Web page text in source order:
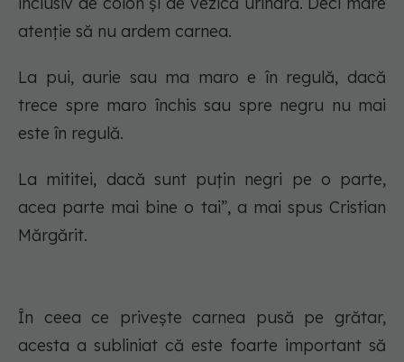
atenție să nu ardem carnea.
La pui, aurie sau ma maro e în regulă, dacă
trece spre maro închis sau spre negru nu mai
este în regulă.
La mititei, dacă sunt puțin negri pe o parte,
acea parte mai bine o tai”, a mai spus Cristian
Mărgărit.
În ceea ce privește carnea pusă pe grătar,
acesta a subliniat că este foarte important să